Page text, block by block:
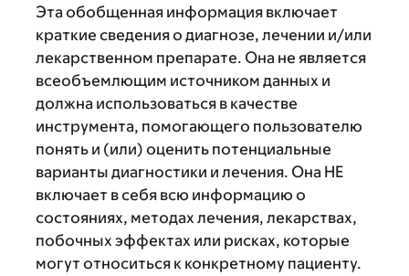
Эта обобщенная информация включает
краткие сведения о диагнозе, лечении и/или
лекарственном препарате. Она не является
всеобъемлющим источником данных и
должна использоваться в качестве
инструмента, помогающего пользователю
понять и (или) оценить потенциальные
варианты диагностики и лечения. Она НЕ
включает в себя всю информацию о
состояниях, методах лечения, лекарствах,
побочных эффектах или рисках, которые
могут относиться к конкретному пациенту.